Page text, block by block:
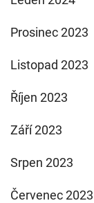
Prosinec 2023
Listopad 2023
Říjen 2023
Září 2023
Srpen 2023
Červenec 2023